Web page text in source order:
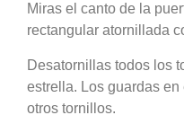
Miras el canto de la
rectangular atornillada
Desatornillas todos los
estrella. Los guardas
otros tornillos.